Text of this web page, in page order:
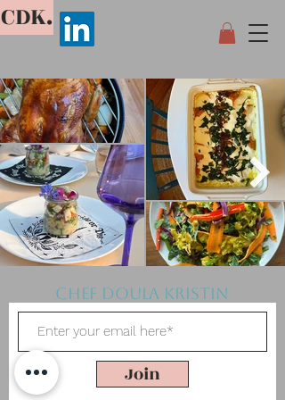
CDK.
Chef Doula Kristin
Join